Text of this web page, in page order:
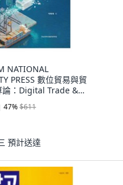
NATIONAL
PRESS 數位貿易與貿
論：Digital Trade &
Trade Payment, 平
47%$611
預計送達